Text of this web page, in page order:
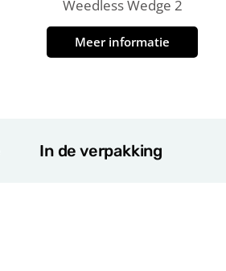
Weedless Wedge 2
Meer informatie
In de verpakking